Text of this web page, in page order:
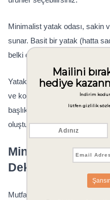
Minimalist yatak odası, sakin
sunar. Basit bir yatak (hatta
belki de bir komodin veya
Yataklar, gömülü okuma
ve komodinlerle tamamlanan,
başlıklarla sarılarak,
oluşturan kucaklayıcı bir
Minimalist Mutfak
Dekorasyonu Nasıl
Mutfak ve
alanları,